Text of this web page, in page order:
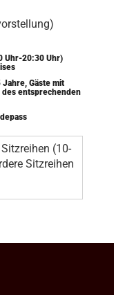
Uhr-20:30 Uhr)
Gäste mit
entsprechenden
(10-
Sitzreihen